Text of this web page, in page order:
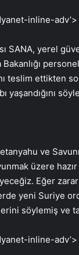
inline-adv’>
SANA, yerel
teslim ettikten
yaşandığını
ve
üzere
Eğer
yeni Suriye
söylemiş ve
inline-adv’>